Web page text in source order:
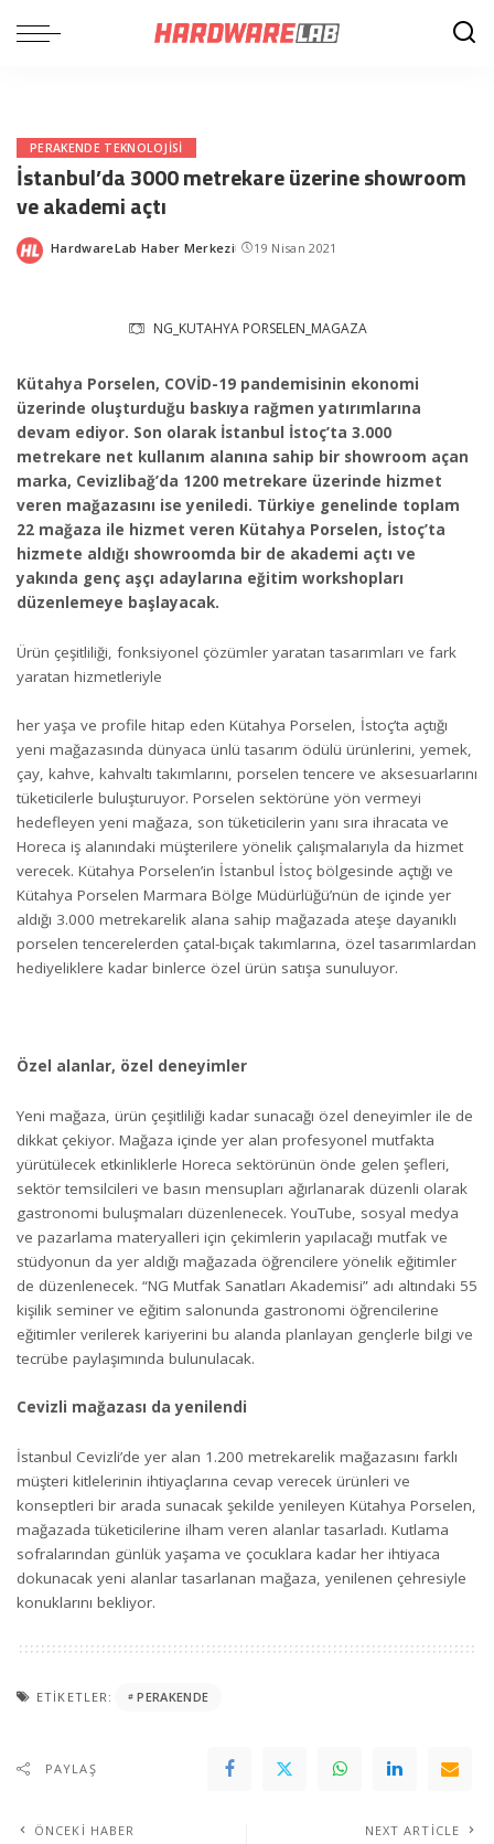
PERAKENDE TEKNOLOJISI
İstanbul’da 3000 metrekare üzerine showroom
ve akademi açtı
Posted
HardwareLab Haber Merkezi 19 Nisan 2021
NG_KUTAHYA PORSELEN_MAGAZA
Kütahya Porselen, COVİD-19 pandemisinin ekonomi
üzerinde oluşturduğu baskıya rağmen yatırımlarına
devam ediyor. Son olarak İstanbul İstoç’ta 3.000
metrekare net kullanım alanına sahip bir showroom açan
marka, Cevizlibağ’da 1200 metrekare üzerinde hizmet
veren mağazasını ise yeniledi. Türkiye genelinde toplam
22 mağaza ile hizmet veren Kütahya Porselen, İstoç’ta
hizmete aldığı showroomda bir de akademi açtı ve
yakında genç aşçı adaylarına eğitim workshopları
düzenlemeye başlayacak.
Ürün çeşitliliği, fonksiyonel çözümler yaratan tasarımları ve fark
yaratan hizmetleriyle
her yaşa ve profile hitap eden Kütahya Porselen, İstoç’ta açtığı
yeni mağazasında dünyaca ünlü tasarım ödülü ürünlerini, yemek,
çay, kahve, kahvaltı takımlarını, porselen tencere ve aksesuarlarını
tüketicilerle buluşturuyor. Porselen sektörüne yön vermeyi
hedefleyen yeni mağaza, son tüketicilerin yanı sıra ihracata ve
Horeca iş alanındaki müşterilere yönelik çalışmalarıyla da hizmet
verecek. Kütahya Porselen’in İstanbul İstoç bölgesinde açtığı ve
Kütahya Porselen Marmara Bölge Müdürlüğü’nün de içinde yer
aldığı 3.000 metrekarelik alana sahip mağazada ateşe dayanıklı
porselen tencerelerden çatal-bıçak takımlarına, özel tasarımlardan
hediyeliklere kadar binlerce özel ürün satışa sunuluyor.
Özel alanlar, özel deneyimler
Yeni mağaza, ürün çeşitliliği kadar sunacağı özel deneyimler ile de
dikkat çekiyor. Mağaza içinde yer alan profesyonel mutfakta
yürütülecek etkinliklerle Horeca sektörünün önde gelen şefleri,
sektör temsilcileri ve basın mensupları ağırlanarak düzenli olarak
gastronomi buluşmaları düzenlenecek. YouTube, sosyal medya
ve pazarlama materyalleri için çekimlerin yapılacağı mutfak ve
stüdyonun da yer aldığı mağazada öğrencilere yönelik eğitimler
de düzenlenecek. “NG Mutfak Sanatları Akademisi” adı altındaki 55
kişilik seminer ve eğitim salonunda gastronomi öğrencilerine
eğitimler verilerek kariyerini bu alanda planlayan gençlerle bilgi ve
tecrübe paylaşımında bulunulacak.
Cevizli mağazası da yenilendi
İstanbul Cevizli’de yer alan 1.200 metrekarelik mağazasını farklı
müşteri kitlelerinin ihtiyaçlarına cevap verecek ürünleri ve
konseptleri bir arada sunacak şekilde yenileyen Kütahya Porselen,
mağazada tüketicilerine ilham veren alanlar tasarladı. Kutlama
sofralarından günlük yaşama ve çocuklara kadar her ihtiyaca
dokunacak yeni alanlar tasarlanan mağaza, yenilenen çehresiyle
konuklarını bekliyor.
ETIKETLER: PERAKENDE
PAYLAŞ
ÖNCEKI HABER NEXT ARTICLE